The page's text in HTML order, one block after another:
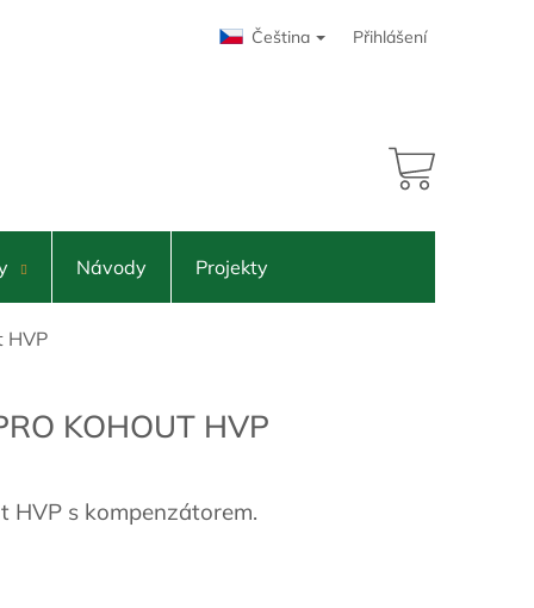
Čeština Přihlášení
NÁKUPNÍ
Návody Projekty
HVP
KOHOUT HVP
HVP s kompenzátorem.